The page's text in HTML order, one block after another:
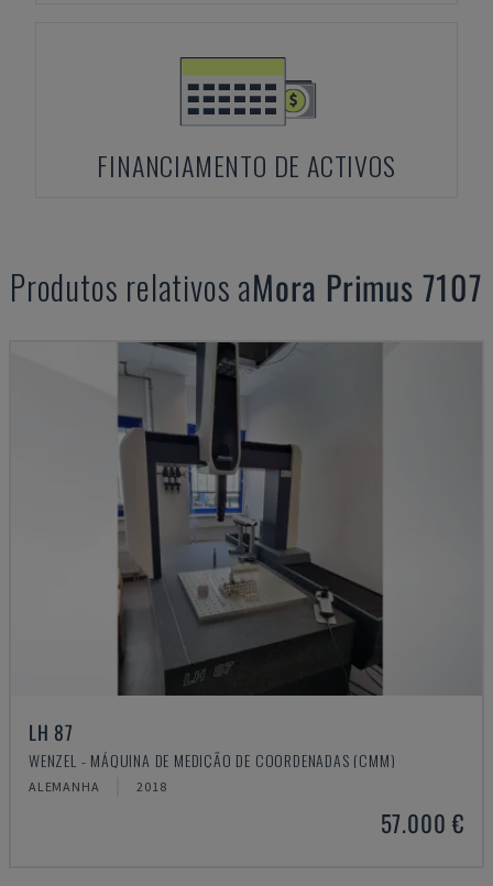
FINANCIAMENTO DE ACTIVOS
Produtos relativos aMora Primus 7107
LH 87
WENZEL - MÁQUINA DE MEDIÇÃO DE COORDENADAS (CMM)
ALEMANHA 2018
57.000 €